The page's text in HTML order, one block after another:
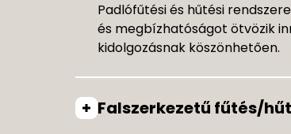
Padlófűtési és hűtési
és megbízhatóságot ötvözik
kidolgozásnak köszönhetően.
Falszerkezetű fűtés/